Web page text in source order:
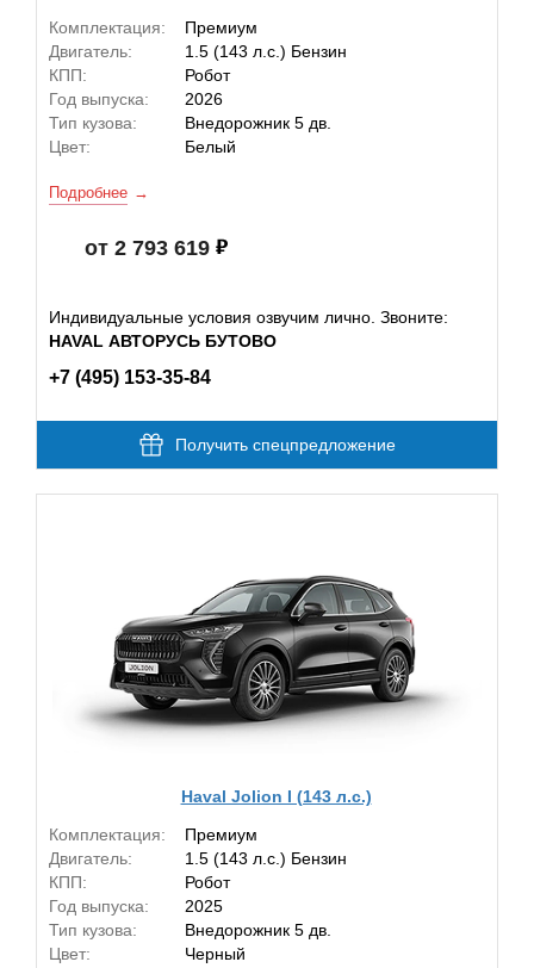
Комплектация:
Премиум
Двигатель:
1.5 (143 л.с.) Бензин
КПП:
Робот
Год выпуска:
2026
Тип кузова:
Внедорожник 5 дв.
Цвет:
Белый
Подробнее
от 2 793 619
Индивидуальные условия озвучим лично. Звоните:
HAVAL АВТОРУСЬ БУТОВО
+7 (495) 153-35-84
Получить спецпредложение
Haval Jolion I (143 л.с.)
Комплектация:
Премиум
Двигатель:
1.5 (143 л.с.) Бензин
КПП:
Робот
Год выпуска:
2025
Тип кузова:
Внедорожник 5 дв.
Цвет:
Черный